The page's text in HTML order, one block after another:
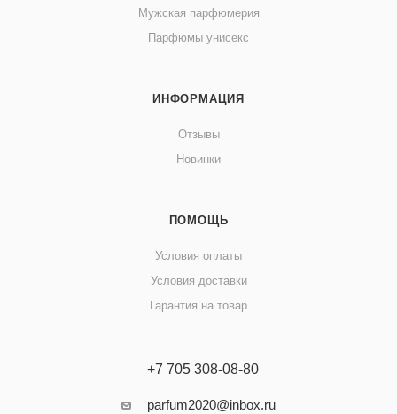
Мужская парфюмерия
Парфюмы унисекс
ИНФОРМАЦИЯ
Отзывы
Новинки
ПОМОЩЬ
Условия оплаты
Условия доставки
Гарантия на товар
+7 705 308-08-80
parfum2020@inbox.ru